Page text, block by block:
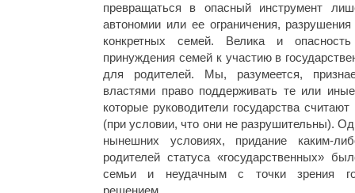
превращаться в опасный инструмент
автономии или ее ограничения, разрушения
конкретных семей. Велика и опасность
принуждения семей к участию в
для родителей. Мы, разумеется,
властями право поддерживать те или
которые руководители государства
(при условии, что они не разрушительны).
нынешних условиях, придание каким-
родителей статуса «государственных»
семьи и неудачным с точки зрения